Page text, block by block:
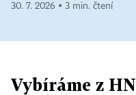
30. 7. 2026 ▪ 3 min. čtení
Vybíráme z HN